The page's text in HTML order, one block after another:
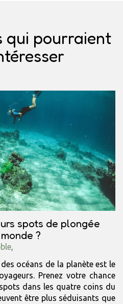
qui pourraient
spots de plongée
?
océans de la planète est le
Prenez votre chance
dans les quatre coins du
être plus séduisants que